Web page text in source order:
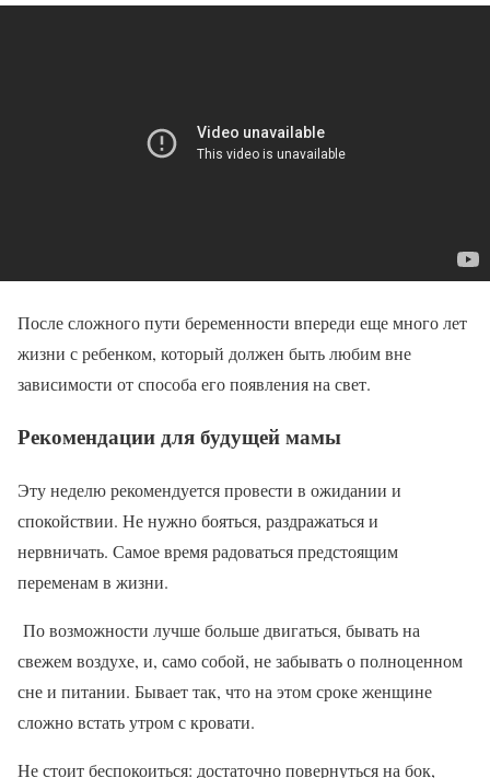
После сложного пути беременности впереди еще много лет
жизни с ребенком, который должен быть любим вне
зависимости от способа его появления на свет.
Рекомендации для будущей мамы
Эту неделю рекомендуется провести в ожидании и
спокойствии. Не нужно бояться, раздражаться и
нервничать. Самое время радоваться предстоящим
переменам в жизни.
По возможности лучше больше двигаться, бывать на
свежем воздухе, и, само собой, не забывать о полноценном
сне и питании. Бывает так, что на этом сроке женщине
сложно встать утром с кровати.
Не стоит беспокоиться: достаточно повернуться на бок,